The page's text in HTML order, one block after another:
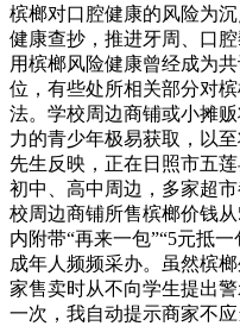
槟榔对口腔健康的风险为
健康查抄，推进牙周、口
用槟榔风险健康曾经成为
位，有些处所相关部分对
法。学校周边商铺或小摊
力的青少年极易获取，以
先生反映，正在日照市五
初中、高中周边，多家超
校周边商铺所售槟榔价钱
内附带“再来一包”“5元抵
成年人频频采办。虽然槟
家售卖时从不向学生提出
一次，我自动提示商家不